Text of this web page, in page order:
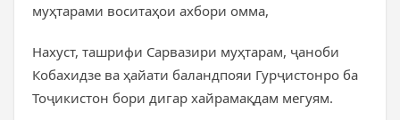
муҳтарами воситаҳои ахбори омма,
Нахуст, ташрифи Сарвазири муҳтарам, ҷаноби
Кобахидзе ва ҳайати баландпояи Гурҷистонро ба
Тоҷикистон бори дигар хайрамақдам мегуям.